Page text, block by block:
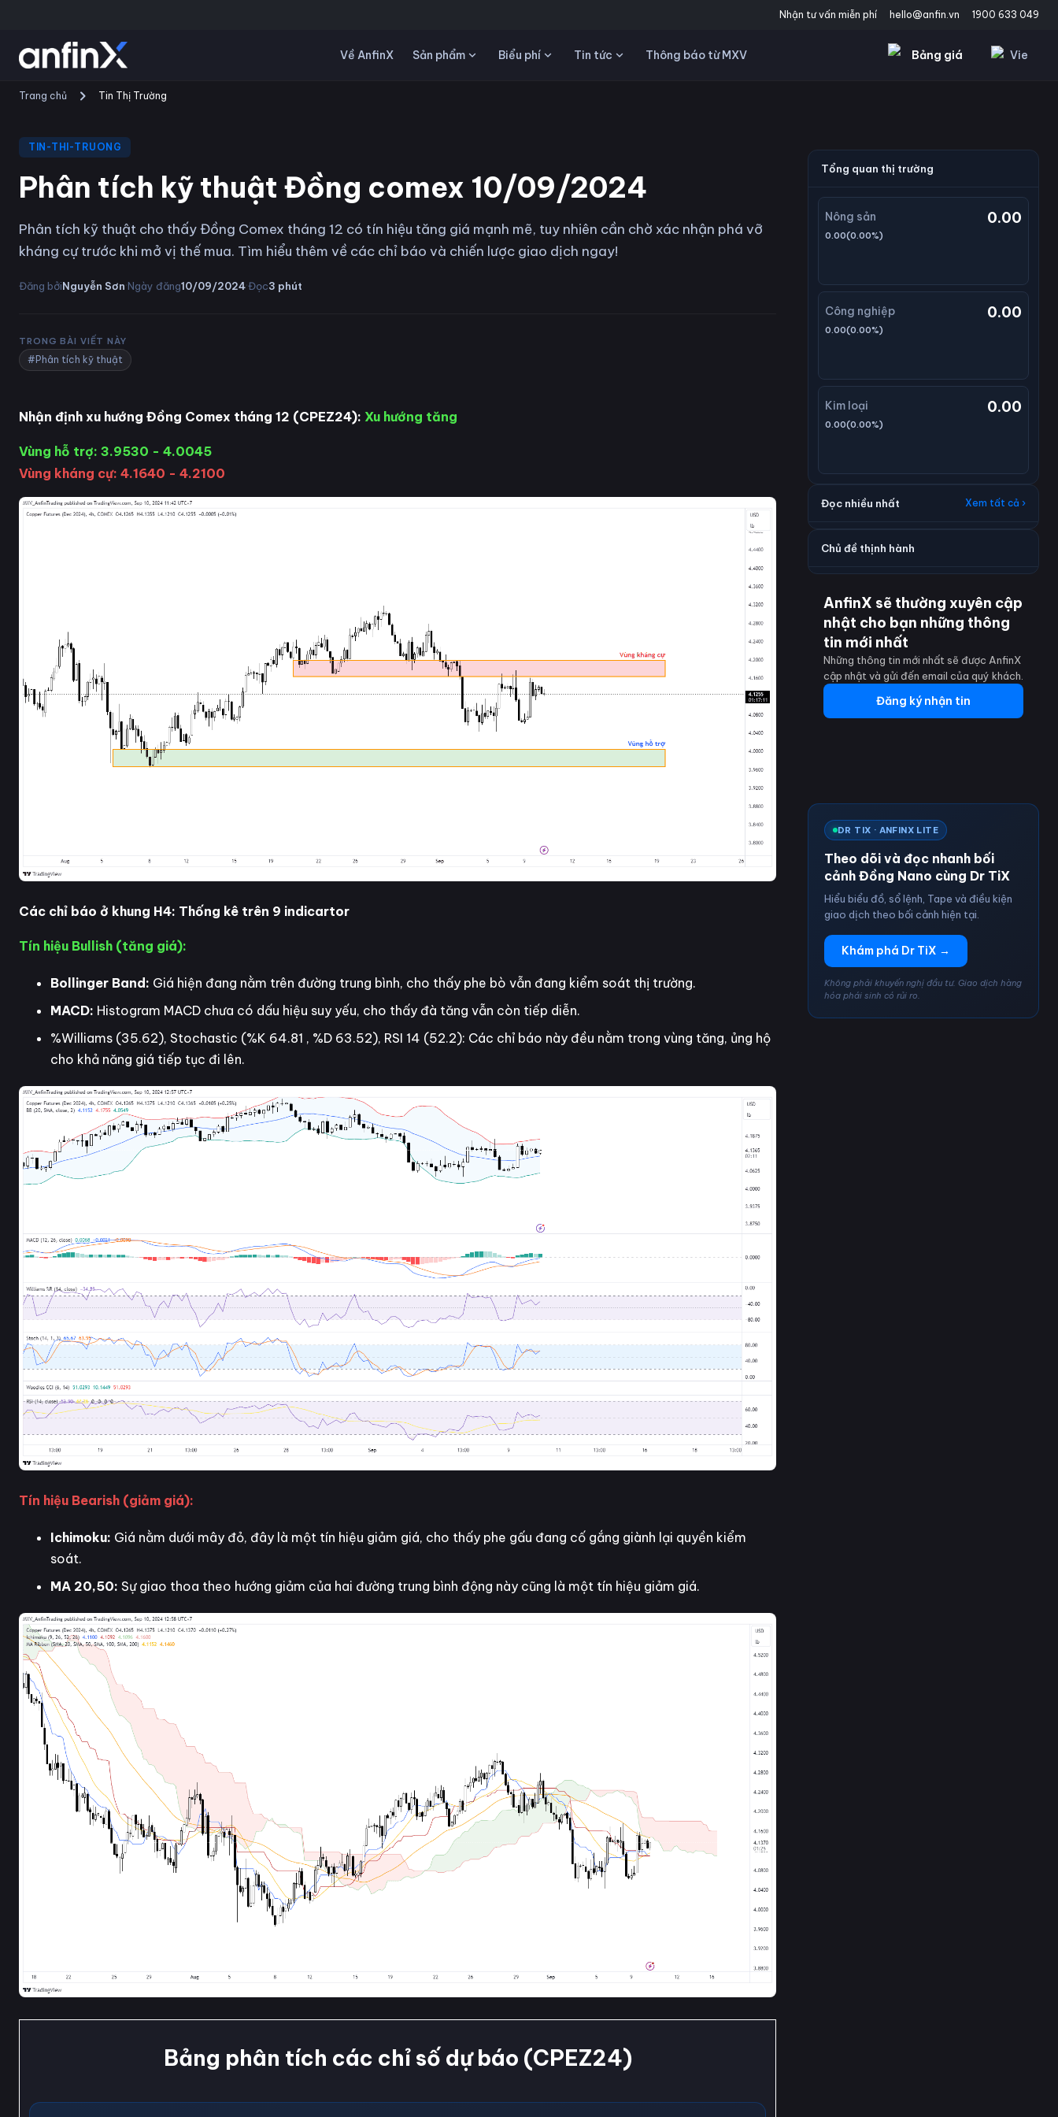
Nhận tư vấn miễn phí hello@anfin.vn 1900 633 049
Về AnfinX Sản phẩm Biểu phí Tin tức Thông báo từ MXV Bảng giá Vie
Trang chủ Tin Thị Trường
TIN-THI-TRUONG
Phân tích kỹ thuật Đồng comex 10/09/2024
Phân tích kỹ thuật cho thấy Đồng Comex tháng 12 có tín hiệu tăng giá mạnh mẽ, tuy nhiên cần chờ xác nhận phá vỡ
kháng cự trước khi mở vị thế mua. Tìm hiểu thêm về các chỉ báo và chiến lược giao dịch ngay!
Đăng bởiNguyễn Sơn·Ngày đăng10/09/2024·Đọc3 phút
TRONG BÀI VIẾT NÀY
#Phân tích kỹ thuật
Nhận định xu hướng Đồng Comex tháng 12 (CPEZ24): Xu hướng tăng
Vùng hỗ trợ: 3.9530 - 4.0045
Vùng kháng cự: 4.1640 - 4.2100
Các chỉ báo ở khung H4: Thống kê trên 9 indicartor
Tín hiệu Bullish (tăng giá):
Bollinger Band: Giá hiện đang nằm trên đường trung bình, cho thấy phe bò vẫn đang kiểm soát thị trường.
MACD: Histogram MACD chưa có dấu hiệu suy yếu, cho thấy đà tăng vẫn còn tiếp diễn.
%Williams (35.62), Stochastic (%K 64.81 , %D 63.52), RSI 14 (52.2): Các chỉ báo này đều nằm trong vùng tăng, ủng hộ
cho khả năng giá tiếp tục đi lên.
Tín hiệu Bearish (giảm giá):
Ichimoku: Giá nằm dưới mây đỏ, đây là một tín hiệu giảm giá, cho thấy phe gấu đang cố gắng giành lại quyền kiểm
soát.
MA 20,50: Sự giao thoa theo hướng giảm của hai đường trung bình động này cũng là một tín hiệu giảm giá.
Bảng phân tích các chỉ số dự báo (CPEZ24)
Tổng quan thị trường
Nông sản 0.00
0.00(0.00%)
Công nghiệp 0.00
0.00(0.00%)
Kim loại 0.00
0.00(0.00%)
Đọc nhiều nhất Xem tất cả ›
Chủ đề thịnh hành
AnfinX sẽ thường xuyên cập
nhật cho bạn những thông
tin mới nhất
Những thông tin mới nhất sẽ được AnfinX
cập nhật và gửi đến email của quý khách.
Đăng ký nhận tin
DR TIX · ANFINX LITE
Theo dõi và đọc nhanh bối
cảnh Đồng Nano cùng Dr TiX
Hiểu biểu đồ, sổ lệnh, Tape và điều kiện
giao dịch theo bối cảnh hiện tại.
Khám phá Dr TiX →
Không phải khuyến nghị đầu tư. Giao dịch hàng
hóa phái sinh có rủi ro.